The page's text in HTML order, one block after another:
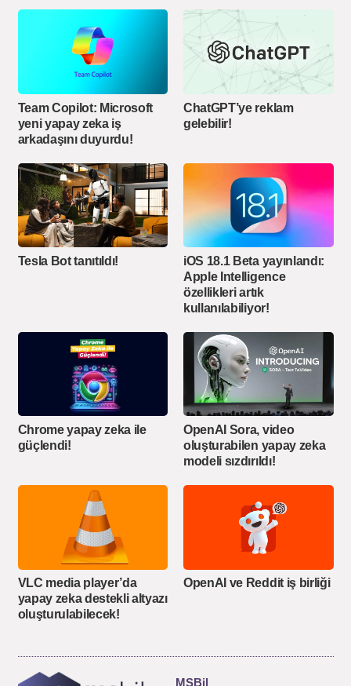
Team Copilot: Microsoft
yeni yapay zeka iş
arkadaşını duyurdu!
ChatGPT’ye reklam
gelebilir!
Tesla Bot tanıtıldı!
iOS 18.1 Beta yayınlandı:
Apple Intelligence
özellikleri artık
kullanılabiliyor!
Chrome yapay zeka ile
güçlendi!
OpenAI Sora, video
oluşturabilen yapay zeka
modeli sızdırıldı!
VLC media player’da
yapay zeka destekli altyazı
oluşturulabilecek!
OpenAI ve Reddit iş birliği
MSBil